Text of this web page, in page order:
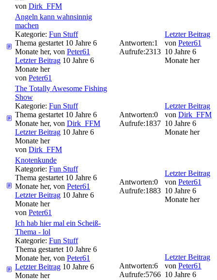
von Dirk_FFM
Angeln kann wahnsinnig
machen
Kategorie: Fun Stuff
Thema gestartet 10 Jahre 6
Monate her, von Peter61
Letzter Beitrag 10 Jahre 6
Monate her
von Peter61
Antworten:1
Aufrufe:2313
Letzter Beitrag
von Peter61
10 Jahre 6
Monate her
The Totally Awesome Fishing
Show
Kategorie: Fun Stuff
Thema gestartet 10 Jahre 6
Monate her, von Dirk_FFM
Letzter Beitrag 10 Jahre 6
Monate her
von Dirk_FFM
Antworten:0
Aufrufe:1837
Letzter Beitrag
von Dirk_FFM
10 Jahre 6
Monate her
Knotenkunde
Kategorie: Fun Stuff
Thema gestartet 10 Jahre 6
Monate her, von Peter61
Letzter Beitrag 10 Jahre 6
Monate her
von Peter61
Antworten:0
Aufrufe:1883
Letzter Beitrag
von Peter61
10 Jahre 6
Monate her
Ich hab hier mal ein Scheiß-
Thema - lol
Kategorie: Fun Stuff
Thema gestartet 10 Jahre 6
Monate her, von Peter61
Letzter Beitrag 10 Jahre 6
Monate her
Antworten:6
Aufrufe:5766
Letzter Beitrag
von Peter61
10 Jahre 6